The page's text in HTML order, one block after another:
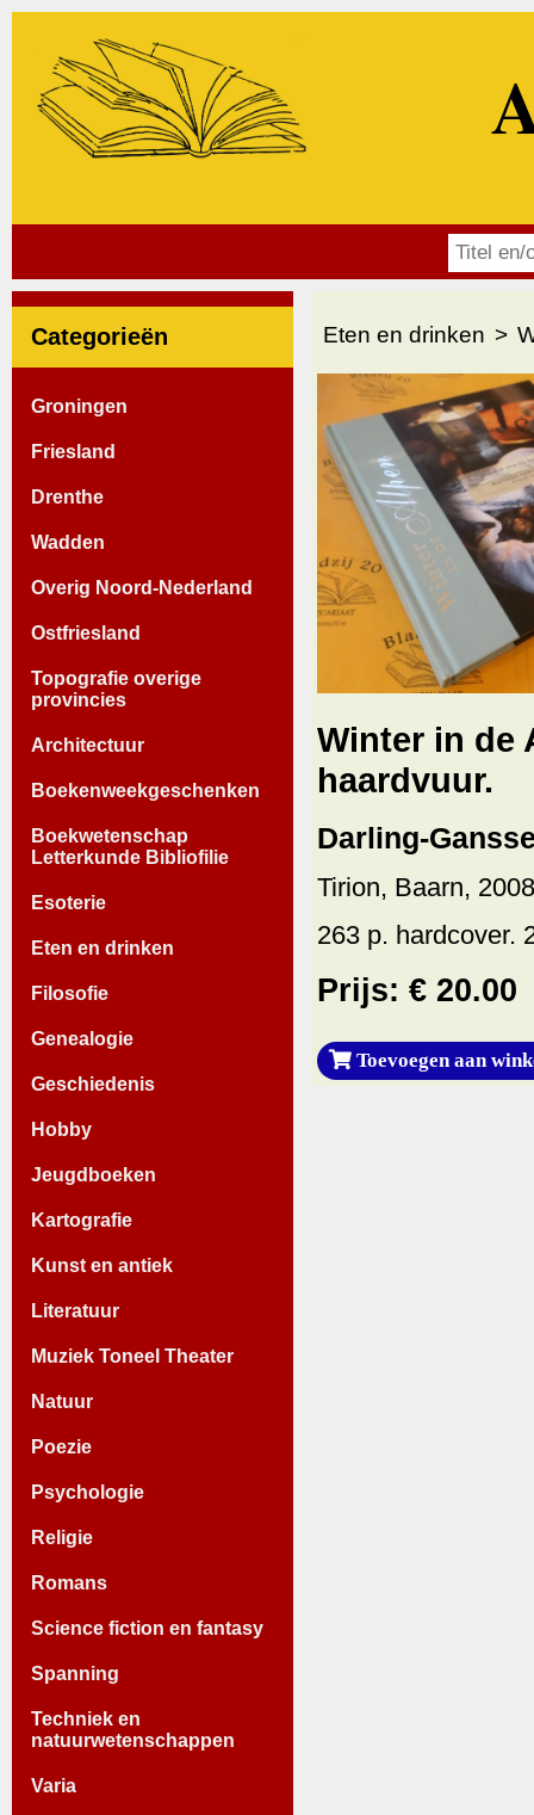
Categorieën
Groningen
Friesland
Drenthe
Wadden
Overig Noord-Nederland
Ostfriesland
Topografie overige
provincies
Architectuur
Boekenweekgeschenken
Boekwetenschap
Letterkunde Bibliofilie
Esoterie
Eten en drinken
Filosofie
Genealogie
Geschiedenis
Hobby
Jeugdboeken
Kartografie
Kunst en antiek
Literatuur
Muziek Toneel Theater
Natuur
Poezie
Psychologie
Religie
Romans
Science fiction en fantasy
Spanning
Techniek en
natuurwetenschappen
Varia
Eten en drinken
Winter in de
haardvuur.
Darling-
Tirion, Baarn,
263 p. hardcover.
Prijs: € 20.00
Toevoegen aan